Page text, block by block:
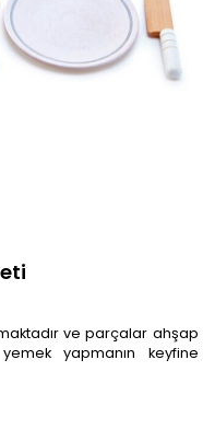
ve parçalar ahşap
yapmanın keyfine